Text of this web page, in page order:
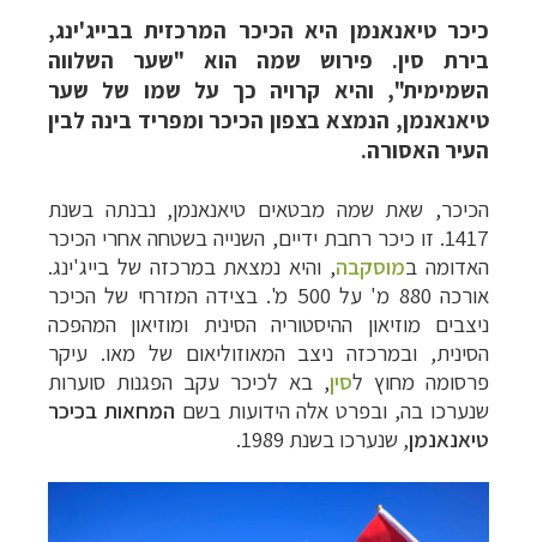
כיכר טיאנאנמן היא הכיכר המרכזית בבייג'ינג,
בירת סין. פירוש שמה הוא "שער השלווה
השמימית", והיא קרויה כך על שמו של שער
טיאנאנמן, הנמצא בצפון הכיכר ומפריד בינה לבין
העיר האסורה.
הכיכר, שאת שמה מבטאים טיאנאנמן, נבנתה בשנת
1417. זו כיכר רחבת ידיים, השנייה בשטחה אחרי הכיכר
האדומה במוסקבה, והיא נמצאת במרכזה של בייג'ינג.
אורכה 880 מ' על 500 מ'. בצידה המזרחי של הכיכר
ניצבים מוזיאון ההיסטוריה הסינית ומוזיאון המהפכה
הסינית, ובמרכזה ניצב המאוזוליאום של מאו. עיקר
פרסומה מחוץ לסין, בא לכיכר עקב הפגנות סוערות
שנערכו בה, ובפרט אלה הידועות בשם המחאות בכיכר
טיאנאנמן, שנערכו בשנת 1989.